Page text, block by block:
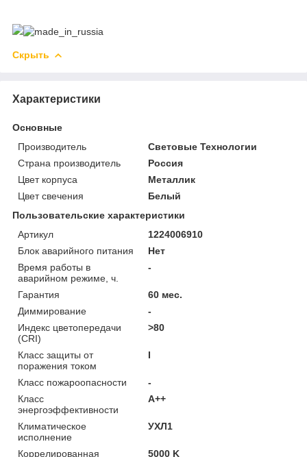
Скрыть
Характеристики
Основные
Производитель
Световые Технологии
Страна производитель
Россия
Цвет корпуса
Металлик
Цвет свечения
Белый
Пользовательские характеристики
Артикул
1224006910
Блок аварийного питания
Нет
Время работы в
аварийном режиме, ч.
-
Гарантия
60 мес.
Диммирование
-
Индекс цветопередачи
(CRI)
>80
Класс защиты от
поражения током
I
Класс пожароопасности
-
Класс
энергоэффективности
A++
Климатическое
исполнение
УХЛ1
Коррелированная
5000 K